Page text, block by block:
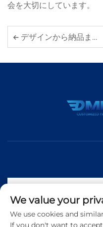
会を大切にしています。
デザインから納品まで：カスタムシートメタル部品のライフサイクル
We value your
We use cookies and
If you don't want to